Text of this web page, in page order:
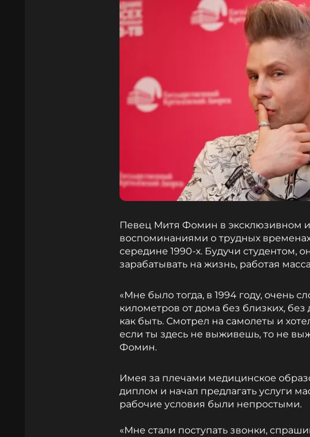
Певец Митя Фомин в эксклюзивном
воспоминаниями о трудных
середине 1990-х. Будучи студентом,
зарабатывать на жизнь, работая
«Мне было тогда, в 1994 году, очень
километров от дома без близких,
как быть. Смотрел на самолеты и
если ты здесь не выживешь, то не
Фомин.
Имея за плечами медицинское
диплом и начал предлагать услуги
рабочие условия были непростыми.
«Мне стали поступать звонки,